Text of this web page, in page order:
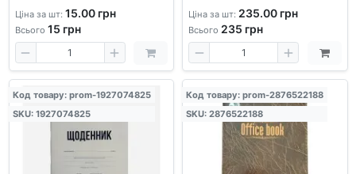
A6-40
Ціна за шт: 15.00 грн
Всього 15 грн
офісний, стильний дизайн
Ціна за шт: 235.00 грн
Всього 235 грн
Код товару: prom-1927074825
SKU: 1927074825
Код товару: prom-2876522188
SKU: 2876522188